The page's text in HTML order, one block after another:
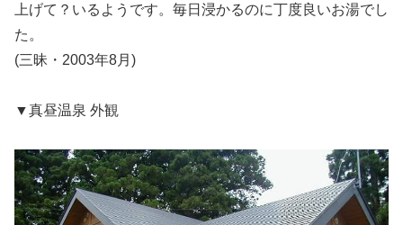
上げて？いるようです。毎日浸かるのに丁度良いお湯でし
た。
(三昧・2003年8月)
▼真昼温泉 外観